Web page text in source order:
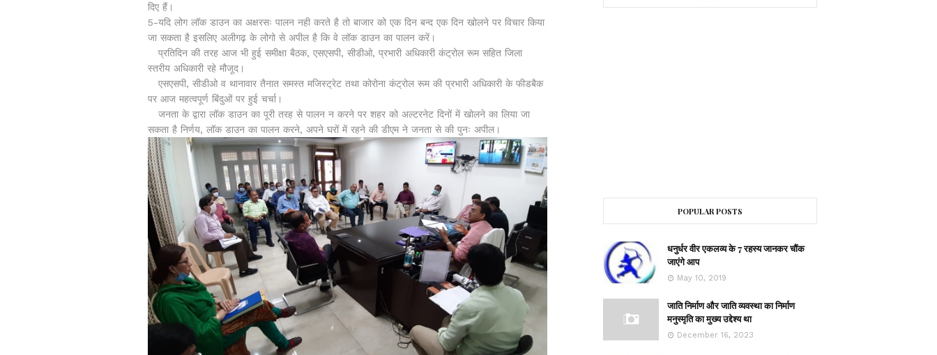
दिए हैं।
5-यदि लोग लॉक डाउन का अक्षरसः पालन नही करते है तो बाजार को एक दिन बन्द एक दिन खोलने पर विचार किया
जा सकता है इसलिए अलीगढ़ के लोगो से अपील है कि वे लॉक डाउन का पालन करें।
प्रतिदिन की तरह आज भी हुई समीक्षा बैठक, एसएसपी, सीडीओ, प्रभारी अधिकारी कंट्रोल रूम सहित जिला
स्तरीय अधिकारी रहे मौजूद।
एसएसपी, सीडीओ व थानावार तैनात समस्त मजिस्ट्रेट तथा कोरोना कंट्रोल रूम की प्रभारी अधिकारी के फीडबैक
पर आज महत्वपूर्ण बिंदुओं पर हुई चर्चा।
जनता के द्वारा लॉक डाउन का पूरी तरह से पालन न करने पर शहर को अल्टरनेट दिनों में खोलने का लिया जा
सकता है निर्णय, लॉक डाउन का पालन करने, अपने घरों में रहने की डीएम ने जनता से की पुनः अपील।
POPULAR POSTS
धनुर्धर वीर एकलव्य के 7 रहस्य जानकर चौंक
जाएंगे आप
May 10, 2019
जाति निर्माण और जाति व्यवस्था का निर्माण
मनुस्मृति का मुख्य उद्देश्य था
December 16, 2023